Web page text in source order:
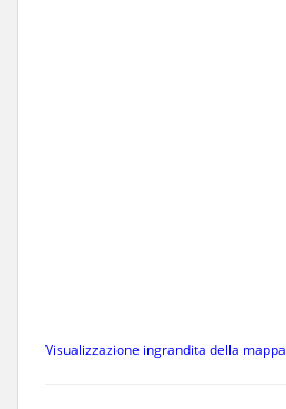
Visualizzazione ingrandita della mappa